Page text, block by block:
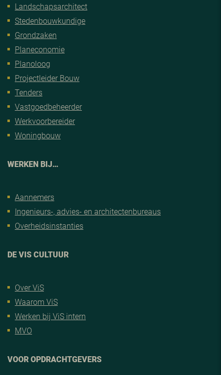
Landschapsarchitect
Stedenbouwkundige
Grondzaken
Planeconomie
Planoloog
Projectleider Bouw
Tenders
Vastgoedbeheerder
Werkvoorbereider
Woningbouw
WERKEN BIJ…
Aannemers
Ingenieurs-, advies- en architectenbureaus
Overheidsinstanties
DE VIS CULTUUR
Over ViS
Waarom ViS
Werken bij ViS intern
MVO
VOOR OPDRACHTGEVERS